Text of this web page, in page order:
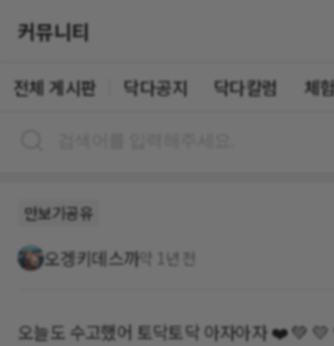
커뮤니티
전체 게시판 닥다공지 닥다칼럼 체
만보기공유
오겡키데스까약 1년 전
오늘도 수고했어 토닥토닥 아자아자 ❤️ 💚